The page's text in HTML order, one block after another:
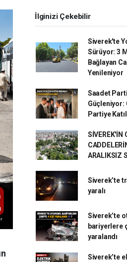
İlginizi Çekebilir
Siverek'te
Sürüyor: 3
Bağlayan
Yenileniyor
Saadet
Güçleniyor:
Partiye
SİVEREK'İN
ARALIKSIZ
Siverek’te
yaralı
Siverek’te
bariyerlere
yaralandı
Siverek’te